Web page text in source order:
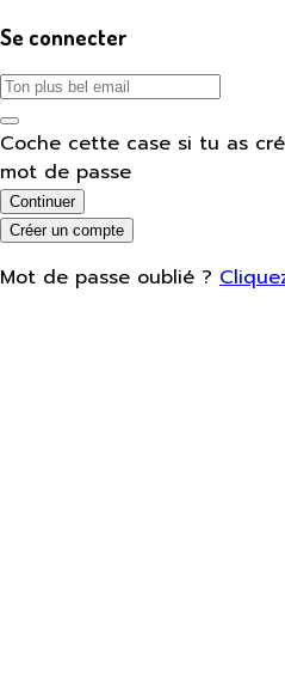
Se connecter
Coche cette case si tu as
mot de passe
Continuer
Créer un compte
Mot de passe oublié ?